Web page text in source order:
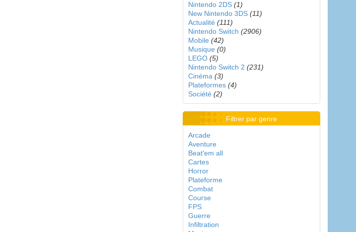
Nintendo 2DS (1)
New Nintendo 3DS (11)
Actualité (111)
Nintendo Switch (2906)
Mobile (42)
Musique (0)
LEGO (5)
Nintendo Switch 2 (231)
Cinéma (3)
Plateformes (4)
Société (2)
Filtrer par genre
Arcade
Aventure
Beat'em all
Cartes
Horror
Plateforme
Combat
Course
FPS
Guerre
Infiltration